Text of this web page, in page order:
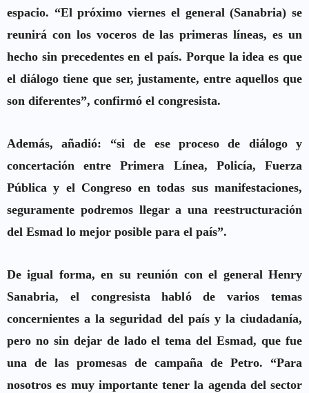
espacio. “El próximo viernes el general (Sanabria) se
reunirá con los voceros de las primeras líneas, es un
hecho sin precedentes en el país. Porque la idea es que
el diálogo tiene que ser, justamente, entre aquellos que
son diferentes”, confirmó el congresista.
Además, añadió: “si de ese proceso de diálogo y
concertación entre Primera Línea, Policía, Fuerza
Pública y el Congreso en todas sus manifestaciones,
seguramente podremos llegar a una reestructuración
del Esmad lo mejor posible para el país”.
De igual forma, en su reunión con el general Henry
Sanabria, el congresista habló de varios temas
concernientes a la seguridad del país y la ciudadanía,
pero no sin dejar de lado el tema del Esmad, que fue
una de las promesas de campaña de Petro. “Para
nosotros es muy importante tener la agenda del sector